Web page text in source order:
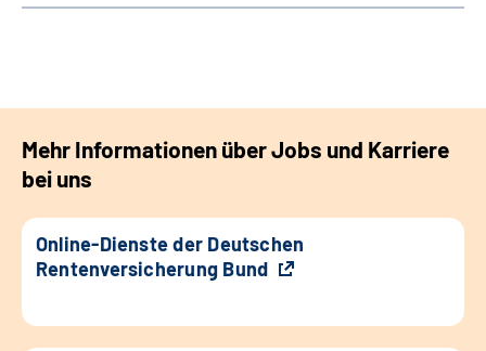
Mehr Informationen über Jobs und Karriere
bei uns
Online-Dienste der Deutschen
Rentenversicherung Bund